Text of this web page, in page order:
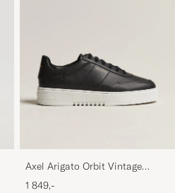
Axel Arigato Orbit Vintage
Sneaker Black
1 849,-